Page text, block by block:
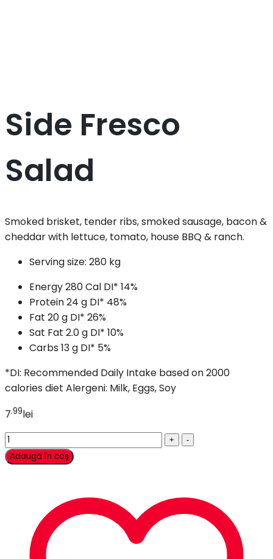
Side Fresco
Salad
Smoked brisket, tender ribs, smoked sausage, bacon &
cheddar with lettuce, tomato, house BBQ & ranch.
Serving size: 280 kg
Energy280 Cal DI* 14%
Protein24 g DI* 48%
Fat 20 g DI* 26%
Sat Fat 2.0 g DI* 10%
Carbs 13 g DI* 5%
*DI: Recommended Daily Intake based on 2000
calories diet Alergeni: Milk, Eggs, Soy
7.99lei
Side
Fresco
Salad
Adaugă în coș